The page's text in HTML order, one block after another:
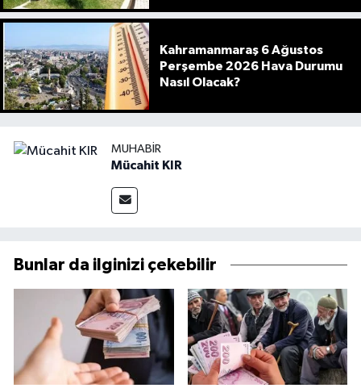
Kahramanmaraş 6 Ağustos
Perşembe 2026 Hava Durumu
Nasıl Olacak?
MUHABIR
Mücahit KIR
Bunlar da ilginizi çekebilir